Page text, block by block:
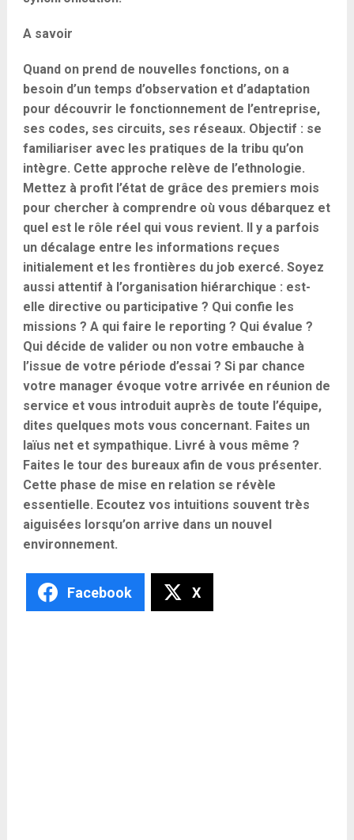
A savoir
Quand on prend de nouvelles fonctions, on a
besoin d’un temps d’observation et d’adaptation
pour découvrir le fonctionnement de l’entreprise,
ses codes, ses circuits, ses réseaux. Objectif : se
familiariser avec les pratiques de la tribu qu’on
intègre. Cette approche relève de l’ethnologie.
Mettez à profit l’état de grâce des premiers mois
pour chercher à comprendre où vous débarquez et
quel est le rôle réel qui vous revient. Il y a parfois
un décalage entre les informations reçues
initialement et les frontières du job exercé. Soyez
aussi attentif à l’organisation hiérarchique : est-
elle directive ou participative ? Qui confie les
missions ? A qui faire le reporting ? Qui évalue ?
Qui décide de valider ou non votre embauche à
l’issue de votre période d’essai ? Si par chance
votre manager évoque votre arrivée en réunion de
service et vous introduit auprès de toute l’équipe,
dites quelques mots vous concernant. Faites un
laïus net et sympathique. Livré à vous même ?
Faites le tour des bureaux afin de vous présenter.
Cette phase de mise en relation se révèle
essentielle. Ecoutez vos intuitions souvent très
aiguisées lorsqu’on arrive dans un nouvel
environnement.
Facebook X